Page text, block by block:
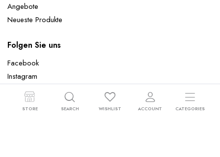
Angebote
Neueste Produkte
Folgen Sie uns
Facebook
Instagram
STORE SEARCH WISHLIST ACCOUNT CATEGORIES